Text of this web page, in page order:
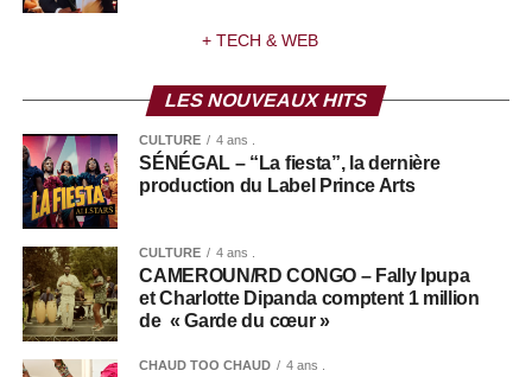
+ TECH & WEB
LES NOUVEAUX HITS
CULTURE 4 ans .
SÉNÉGAL – “La fiesta”, la dernière
production du Label Prince Arts
CULTURE 4 ans .
CAMEROUN/RD CONGO – Fally Ipupa
et Charlotte Dipanda comptent 1 million
de « Garde du cœur »
CHAUD TOO CHAUD 4 ans .